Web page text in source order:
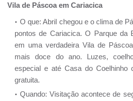
Vila de Páscoa em Cariacica
O que: Abril chegou e o clima de
pontos de Cariacica. O Parque da
em uma verdadeira Vila de
mais doce do ano. Luzes,
especial e até Casa do Coelhinho
gratuita.
Quando: Visitação acontece de